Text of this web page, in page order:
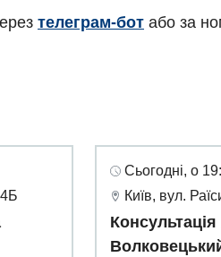
телеграм-бот або за
4Б
Сьогодні, о
Київ, вул.
Консультація